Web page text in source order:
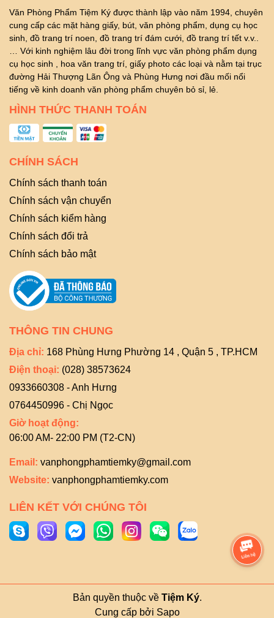
Văn Phòng Phẩm Tiệm Ký được thành lập vào năm 1994, chuyên
cung cấp các mặt hàng giấy, bút, văn phòng phẩm, dụng cụ học
sinh, đồ trang trí noen, đồ trang trí đám cưới, đồ trang trí tết v.v..
… Với kinh nghiệm lâu đời trong lĩnh vực văn phòng phẩm dụng
cụ học sinh , hoa văn trang trí, giấy photo các loại và nằm tại trục
đường Hải Thượng Lãn Ông và Phùng Hưng nơi đầu mối nổi
tiếng về kinh doanh văn phòng phẩm chuyên bỏ sỉ, lẻ.
HÌNH THỨC THANH TOÁN
CHÍNH SÁCH
Chính sách thanh toán
Chính sách vận chuyển
Chính sách kiểm hàng
Chính sách đổi trả
Chính sách bảo mật
THÔNG TIN CHUNG
Địa chỉ: 168 Phùng Hưng Phường 14 , Quận 5 , TP.HCM
Điện thoại: (028) 38573624
0933660308 - Anh Hưng
0764450996 - Chị Ngọc
Giờ hoạt động:
06:00 AM- 22:00 PM (T2-CN)
Email: vanphongphamtiemky@gmail.com
Website: vanphongphamtiemky.com
LIÊN KẾT VỚI CHÚNG TÔI
Bản quyền thuộc về Tiệm Ký.
Cung cấp bởi Sapo